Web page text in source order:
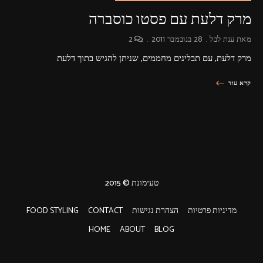
מרק דלעת עם פסטו כוסברה
מאתענת לבל 28 בנובמבר 2011 2
מרק דלעת, עם תבלינים מחממים, שניתן להגיש בתוך דלעת
קרא עוד
מדיניות פרטיות הצהרת נגישות CONTACT
FOOD STYLING
BLOG
ABOUT
HOME
טעימונת © 2015